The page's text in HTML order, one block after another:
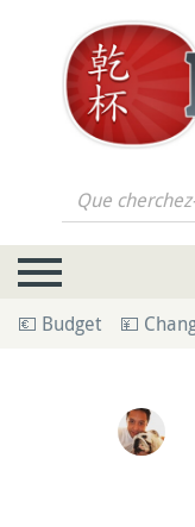
Que
💶 Budget 💴